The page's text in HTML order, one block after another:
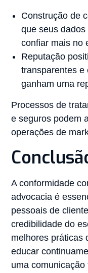
Construção de
que seus
confiar mais no
Reputação
transparentes e
ganham uma
Processos de
e seguros podem
operações de
A conformidade
advocacia é
pessoais de
credibilidade do
melhores práticas
educar
uma